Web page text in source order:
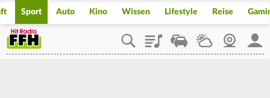
Sport Auto Kino Wissen Lifestyle Reise
PlaylistStaupilotWetterWebcam